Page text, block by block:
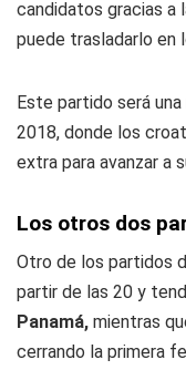
candidatos gracias a
puede trasladarlo en
Este partido será
2018, donde los
extra para avanzar a
Los otros dos
Otro de los partidos
partir de las 20 y
Panamá, mientras
cerrando la primera